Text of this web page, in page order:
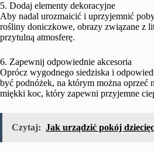
5. Dodaj elementy dekoracyjne
Aby nadal urozmaicić i uprzyjemnić
rośliny doniczkowe, obrazy związane z
przytulną atmosferę.
6. Zapewnij odpowiednie akcesoria
Oprócz wygodnego siedziska i
być podnóżek, na którym można
miękki koc, który zapewni przyjemne
Czytaj: Jak urządzić pokój